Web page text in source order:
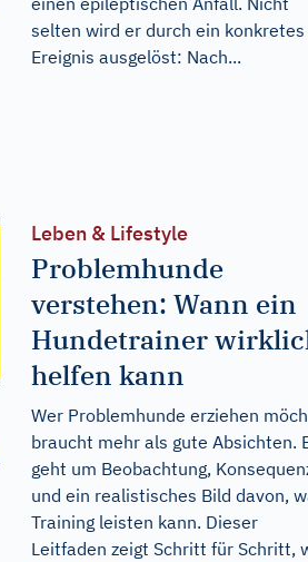
selten wird er durch ein konkretes
Ereignis ausgelöst: Nach...
Leben & Lifestyle
Problemhunde
verstehen: Wann ein
Hundetrainer
helfen kann
Wer Problemhunde erziehen
braucht mehr als gute Absichten.
geht um Beobachtung,
und ein realistisches Bild davon,
Training leisten kann. Dieser
Leitfaden zeigt Schritt für Schritt,